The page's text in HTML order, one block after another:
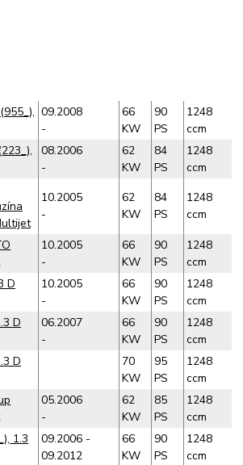
09.2008
-
66
KW
90
PS
1248
ccm
08.2006
-
62
KW
84
PS
1248
ccm
10.2005
-
62
KW
84
PS
1248
ccm
10.2005
-
66
KW
90
PS
1248
ccm
D
10.2005
-
66
KW
90
PS
1248
ccm
D
06.2007
-
66
KW
90
PS
1248
ccm
D
70
KW
95
PS
1248
ccm
05.2006
-
62
KW
85
PS
1248
ccm
1.3
09.2006 -
09.2012
66
KW
90
PS
1248
ccm